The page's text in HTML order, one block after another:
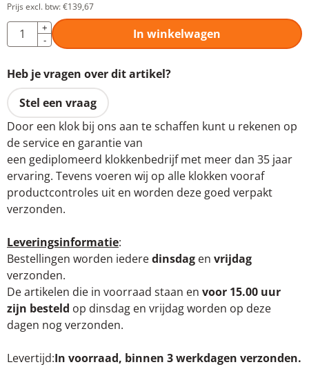
Prijs excl. btw:€139,67
Aantal
+
-
In winkelwagen
Heb je vragen over dit artikel?
Stel een vraag
Door een klok bij ons aan te schaffen kunt u rekenen op
de service en garantie van
een gediplomeerd klokkenbedrijf met meer dan 35 jaar
ervaring. Tevens voeren wij op alle klokken vooraf
productcontroles uit en worden deze goed verpakt
verzonden.
Leveringsinformatie:
Bestellingen worden iederedinsdag en vrijdag
verzonden.
De artikelen die in voorraad staan en voor 15.00 uur
zijn besteld op dinsdag en vrijdag worden op deze
dagen nog verzonden.
Levertijd In voorraad, binnen 3 werkdagen verzonden.